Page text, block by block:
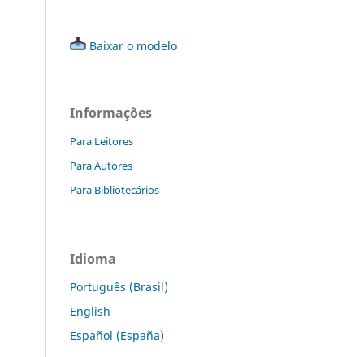
Baixar o modelo
Informações
Para Leitores
Para Autores
Para Bibliotecários
Idioma
Português (Brasil)
English
Español (España)